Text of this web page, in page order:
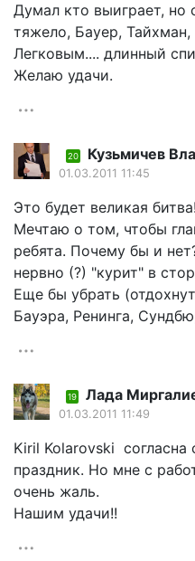
Думал кто выиграет, но
тяжело, Бауер,
Легковым.... длинный
Желаю удачи.
20 Кузьмичев
01.03.2011 11:45
Это будет великая битва!
Мечтаю о том, чтобы
ребята. Почему бы и
нервно (?) "курит" в
Еще бы убрать
Бауэра, Ренинга,
19 Лада
01.03.2011 11:49
Kiril Kolarovski согласна
праздник. Но мне с
очень жаль.
Нашим удачи!!